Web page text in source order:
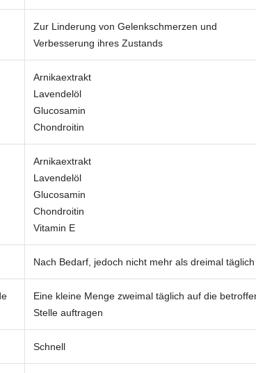
Zur Linderung von Gelenkschmerzen und
Verbesserung ihres Zustands
Arnikaextrakt
Lavendelöl
Glucosamin
Chondroitin
Arnikaextrakt
Lavendelöl
Glucosamin
Chondroitin
Vitamin E
Nach Bedarf, jedoch nicht mehr als dreimal täglich
Eine kleine Menge zweimal täglich auf die
Stelle auftragen
Schnell